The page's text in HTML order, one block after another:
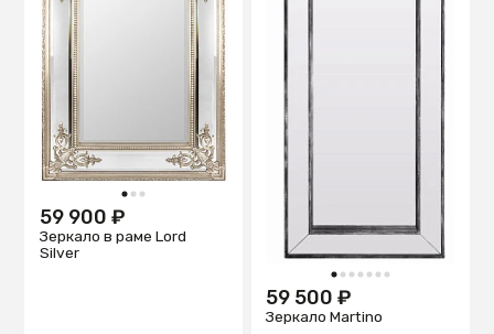
1 2 3
59 900 ₽
Зеркало в раме Lord
Silver
1 2 3 4 5 6 7
59 500 ₽
Зеркало Martino